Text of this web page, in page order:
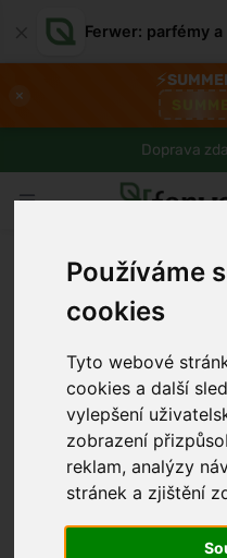
Používáme
cookies
Tyto webové
cookies a další
vylepšení
zobrazení
reklam, analýzy
stránek a zjištění
Ferwer: parfémy
×
⚡
Doprava